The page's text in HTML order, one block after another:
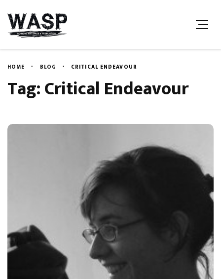
HOME BLOG CRITICAL ENDEAVOUR
Tag: Critical Endeavour